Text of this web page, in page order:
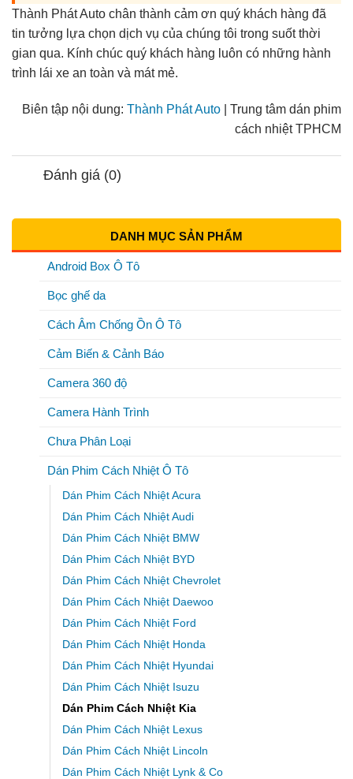
Thành Phát Auto chân thành cảm ơn quý khách hàng đã
tin tưởng lựa chọn dịch vụ của chúng tôi trong suốt thời
gian qua. Kính chúc quý khách hàng luôn có những hành
trình lái xe an toàn và mát mẻ.
Biên tập nội dung: Thành Phát Auto | Trung tâm dán phim
cách nhiệt TPHCM
Đánh giá (0)
DANH MỤC SẢN PHẨM
Android Box Ô Tô
Bọc ghế da
Cách Âm Chống Ồn Ô Tô
Cảm Biến & Cảnh Báo
Camera 360 độ
Camera Hành Trình
Chưa Phân Loại
Dán Phim Cách Nhiệt Ô Tô
Dán Phim Cách Nhiệt Acura
Dán Phim Cách Nhiệt Audi
Dán Phim Cách Nhiệt BMW
Dán Phim Cách Nhiệt BYD
Dán Phim Cách Nhiệt Chevrolet
Dán Phim Cách Nhiệt Daewoo
Dán Phim Cách Nhiệt Ford
Dán Phim Cách Nhiệt Honda
Dán Phim Cách Nhiệt Hyundai
Dán Phim Cách Nhiệt Isuzu
Dán Phim Cách Nhiệt Kia
Dán Phim Cách Nhiệt Lexus
Dán Phim Cách Nhiệt Lincoln
Dán Phim Cách Nhiệt Lynk & Co